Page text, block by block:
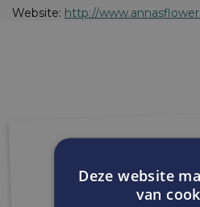
Website: http://
Deze website
van